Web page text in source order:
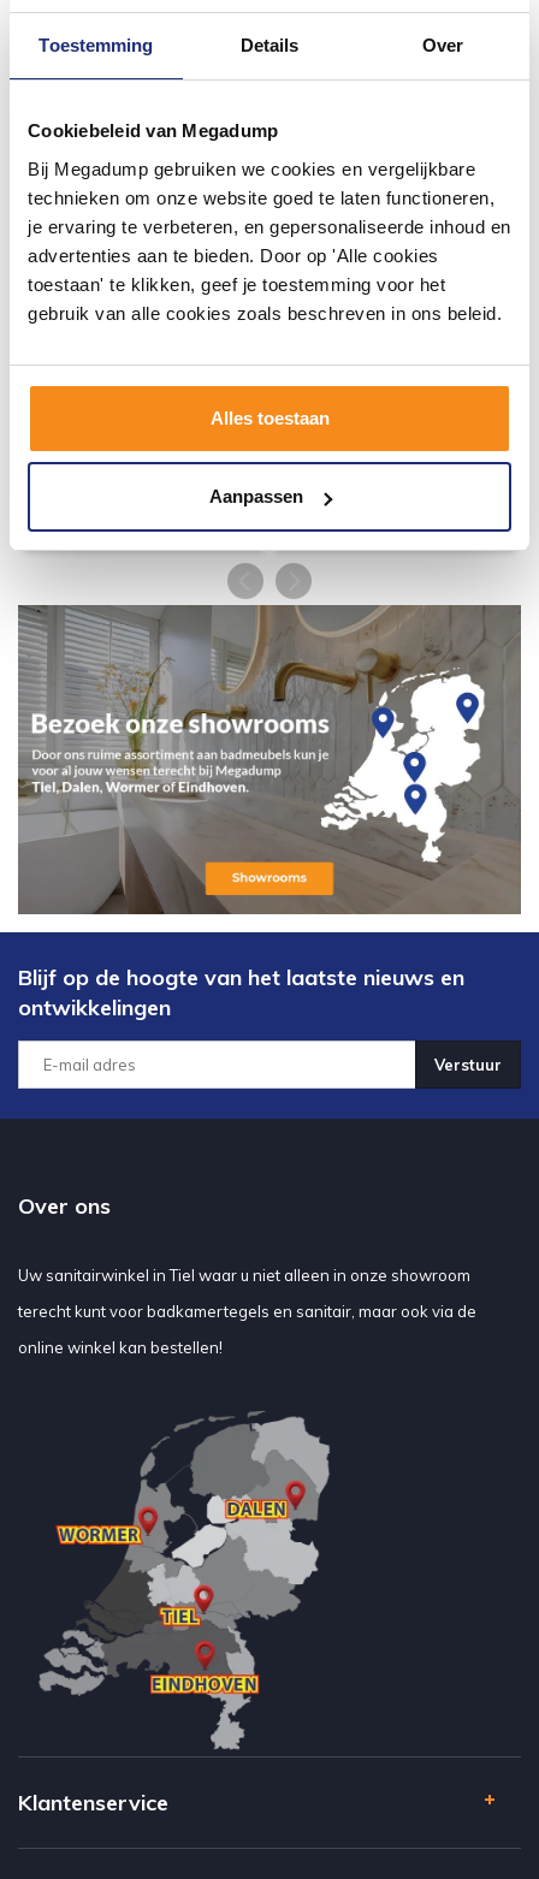
Toestemming Details Over
Cookiebeleid van Megadump
Bij Megadump gebruiken we cookies en vergelijkbare
technieken om onze website goed te laten functioneren,
je ervaring te verbeteren, en gepersonaliseerde inhoud en
advertenties aan te bieden. Door op 'Alle cookies
toestaan' te klikken, geef je toestemming voor het
gebruik van alle cookies zoals beschreven in ons beleid.
Alles toestaan
Aanpassen
#mijndroombadkamer
Wij geloven in de kracht van delen. Deel jouw
badkamer op Instagram met #mijndroombadkamer
en tag @megadumpnl. Samen bouwen we een
inspirerende omgeving vol met unieke
badkamerstijlen. Doe je mee?
Blijf op de hoogte van het laatste nieuws en
ontwikkelingen
Verstuur
Over ons
Uw sanitairwinkel in Tiel waar u niet alleen in onze showroom
terecht kunt voor badkamertegels en sanitair, maar ook via de
online winkel kan bestellen!
Klantenservice